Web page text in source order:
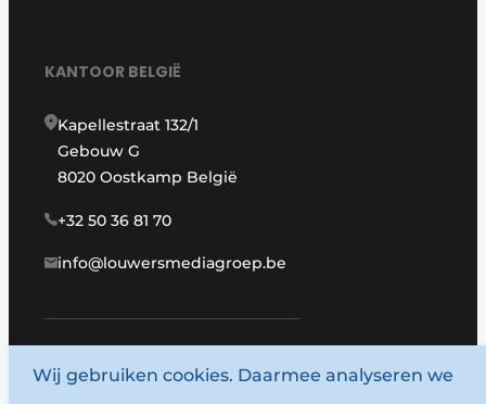
KANTOOR BELGIË
Kapellestraat 132/1
Gebouw G
8020 Oostkamp België
+32 50 36 81 70
info@louwersmediagroep.be
www.louwersmediagroep.com
Wij gebruiken cookies. Daarmee analyseren we